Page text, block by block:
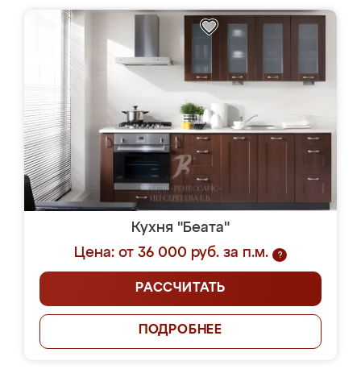
Кухня "Беата"
Цена: от 36 000 руб. за п.м.
?
РАССЧИТАТЬ
ПОДРОБНЕЕ